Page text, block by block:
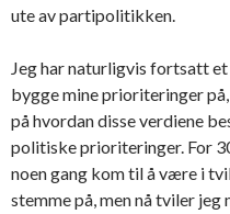
ute av partipolitikken.
Jeg har naturligvis fortsatt
bygge mine prioriteringer
på hvordan disse verdiene
politiske prioriteringer. For
noen gang kom til å være i
stemme på, men nå tviler